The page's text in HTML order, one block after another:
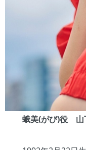
蛾美(がび)役 山